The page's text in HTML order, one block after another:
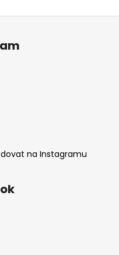
na Instagramu